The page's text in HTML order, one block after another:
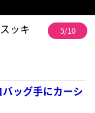
ッキ
5/10
ッグ手にカーシ